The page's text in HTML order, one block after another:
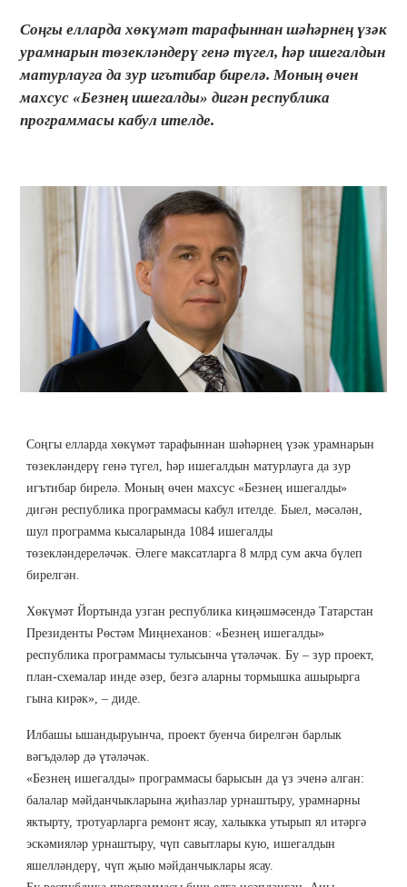
Соңгы елларда хөкүмәт тарафыннан шәһәрнең үзәк
урамнарын төзекләндерү генә түгел, һәр ишегалдын
матурлауга да зур игътибар бирелә. Моның өчен
махсус «Безнең ишегалды» дигән республика
программасы кабул ителде.
Соңгы елларда хөкүмәт тарафыннан шәһәрнең үзәк урамнарын
төзекләндерү генә түгел, һәр ишегалдын матурлауга да зур
игътибар бирелә. Моның өчен махсус «Безнең ишегалды»
дигән республика программасы кабул ителде. Быел, мәсәлән,
шул программа кысаларында 1084 ишегалды
төзекләндереләчәк. Әлеге максатларга 8 млрд сум акча бүлеп
бирелгән.
Хөкүмәт Йортында узган республика киңәшмәсендә Татарстан
Президенты Рөстәм Миңнеханов: «Безнең ишегалды»
республика программасы тулысынча үтәләчәк. Бу – зур проект,
план-схемалар инде әзер, безгә аларны тормышка ашырырга
гына кирәк», – диде.
Илбашы ышандыруынча, проект буенча бирелгән барлык
вәгъдәләр дә үтәләчәк.
«Безнең ишегалды» программасы барысын да үз эченә алган:
балалар мәйданчыкларына җиһазлар урнаштыру, урамнарны
яктырту, тротуарларга ремонт ясау, халыкка утырып ял итәргә
эскәмияләр урнаштыру, чүп савытлары кую, ишегалдын
яшелләндерү, чүп җыю мәйданчыклары ясау.